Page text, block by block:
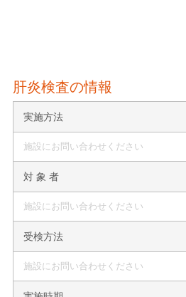
肝炎検査の情報
実施方法
施設にお問い合わせください
対 象 者
施設にお問い合わせください
受検方法
施設にお問い合わせください